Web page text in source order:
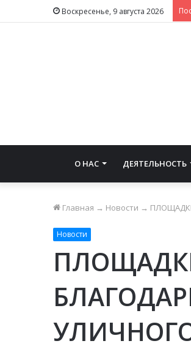
Воскресенье, 9 августа 2026
О НАС ДЕЯТЕЛЬНОСТЬ
Главная → Новости →
Новости